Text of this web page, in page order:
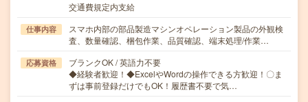
交通費規定内支給
仕事内容
スマホ内部の部品製造マシンオペレーション製品の外観検
査、数量確認、梱包作業、品質確認、端末処理/作業…
応募資格
ブランクOK / 英語力不要
◆経験者歓迎！◆ExcelやWordの操作できる方歓迎！〇ま
ずは事前登録だけでもOK！履歴書不要で気…